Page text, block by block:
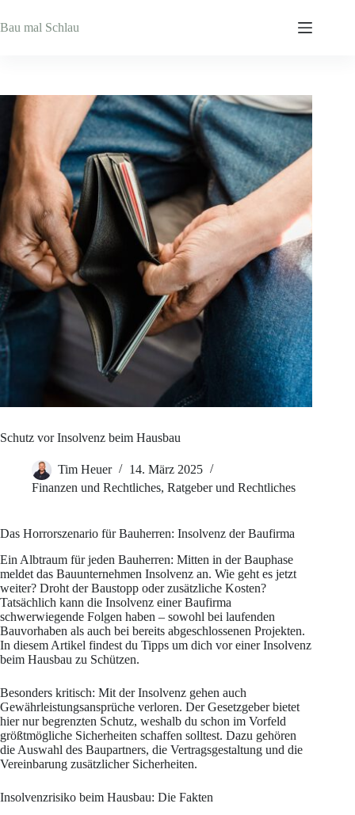
Inhalt
springen
Bau mal Schlau
Schutz vor Insolvenz beim Hausbau
Tim Heuer
14. März 2025
Finanzen und Rechtliches, Ratgeber und Rechtliches
Das Horrorszenario für Bauherren: Insolvenz der Baufirma
Ein Albtraum für jeden Bauherren: Mitten in der Bauphase
meldet das Bauunternehmen Insolvenz an. Wie geht es jetzt
weiter? Droht der Baustopp oder zusätzliche Kosten?
Tatsächlich kann die Insolvenz einer Baufirma
schwerwiegende Folgen haben – sowohl bei laufenden
Bauvorhaben als auch bei bereits abgeschlossenen Projekten.
In diesem Artikel findest du Tipps um dich vor einer Insolvenz
beim Hausbau zu Schützen.
Besonders kritisch: Mit der Insolvenz gehen auch
Gewährleistungsansprüche verloren. Der Gesetzgeber bietet
hier nur begrenzten Schutz, weshalb du schon im Vorfeld
größtmögliche Sicherheiten schaffen solltest. Dazu gehören
die Auswahl des Baupartners, die Vertragsgestaltung und die
Vereinbarung zusätzlicher Sicherheiten.
Insolvenzrisiko beim Hausbau: Die Fakten